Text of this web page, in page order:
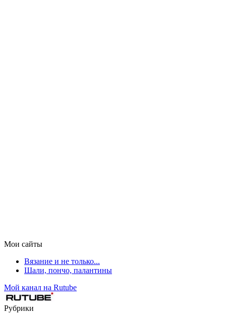
Мои сайты
Вязание и не только...
Шали, пончо, палантины
Мой канал на Rutube
Рубрики